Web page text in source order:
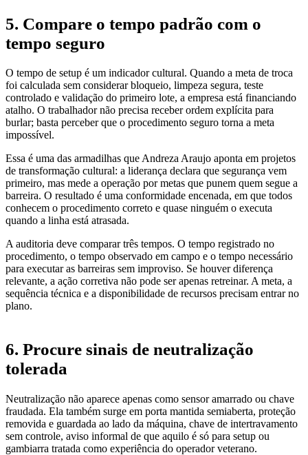
5. Compare o tempo padrão com o
tempo seguro
O tempo de setup é um indicador cultural. Quando a meta de troca
foi calculada sem considerar bloqueio, limpeza segura, teste
controlado e validação do primeiro lote, a empresa está financiando
atalho. O trabalhador não precisa receber ordem explícita para
burlar; basta perceber que o procedimento seguro torna a meta
impossível.
Essa é uma das armadilhas que Andreza Araujo aponta em projetos
de transformação cultural: a liderança declara que segurança vem
primeiro, mas mede a operação por metas que punem quem segue a
barreira. O resultado é uma conformidade encenada, em que todos
conhecem o procedimento correto e quase ninguém o executa
quando a linha está atrasada.
A auditoria deve comparar três tempos. O tempo registrado no
procedimento, o tempo observado em campo e o tempo necessário
para executar as barreiras sem improviso. Se houver diferença
relevante, a ação corretiva não pode ser apenas retreinar. A meta, a
sequência técnica e a disponibilidade de recursos precisam entrar no
plano.
6. Procure sinais de neutralização
tolerada
Neutralização não aparece apenas como sensor amarrado ou chave
fraudada. Ela também surge em porta mantida semiaberta, proteção
removida e guardada ao lado da máquina, chave de intertravamento
sem controle, aviso informal de que aquilo é só para setup ou
gambiarra tratada como experiência do operador veterano.